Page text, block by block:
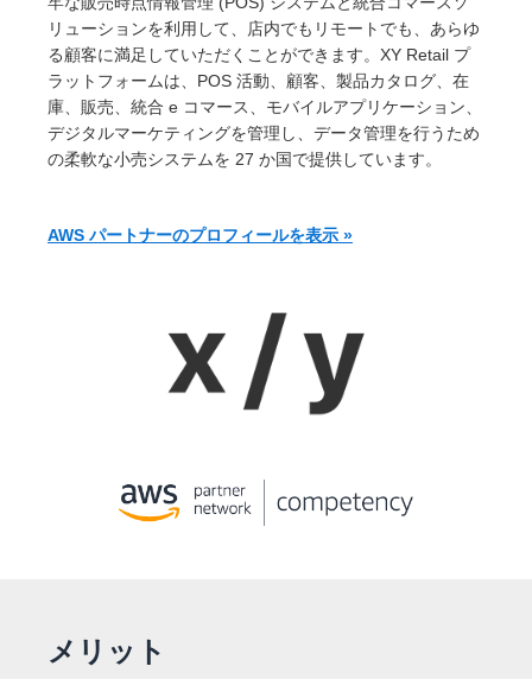
リューションを利用して、店内でもリモートでも、あらゆ
る顧客に満足していただくことができます。XY Retail プ
ラットフォームは、POS 活動、顧客、製品カタログ、在
庫、販売、統合 e コマース、モバイルアプリケーション、
デジタルマーケティングを管理し、データ管理を行うため
の柔軟な小売システムを 27 か国で提供しています。
AWS パートナーのプロフィールを表示 »
メリット